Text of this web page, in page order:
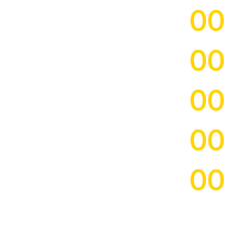
00
00
00
00
00